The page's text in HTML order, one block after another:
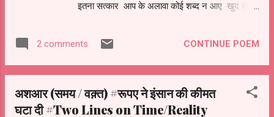
इतना सत्कार आप के अलावा कोई शब्द न आए खुद से
2 comments CONTINUE POEM
अशआर (समय / वक़्त) #रूपए ने इंसान की कीमत
घटा दी #Two Lines on Time/Reality